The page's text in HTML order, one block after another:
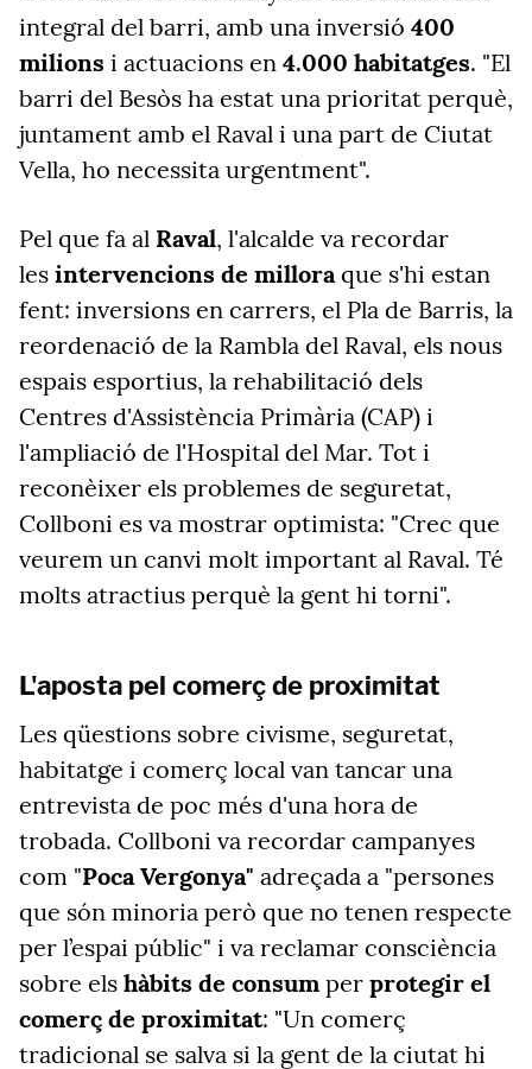
integral del barri, amb una inversió 400
milions i actuacions en 4.000 habitatges. "El
barri del Besòs ha estat una prioritat perquè,
juntament amb el Raval i una part de Ciutat
Vella, ho necessita urgentment".
Pel que fa al Raval, l'alcalde va recordar
les intervencions de millora que s'hi estan
fent: inversions en carrers, el Pla de Barris, la
reordenació de la Rambla del Raval, els nous
espais esportius, la rehabilitació dels
Centres d'Assistència Primària (CAP) i
l'ampliació de l'Hospital del Mar. Tot i
reconèixer els problemes de seguretat,
Collboni es va mostrar optimista: "Crec que
veurem un canvi molt important al Raval. Té
molts atractius perquè la gent hi torni".
L'aposta pel comerç de proximitat
Les qüestions sobre civisme, seguretat,
habitatge i comerç local van tancar una
entrevista de poc més d'una hora de
trobada. Collboni va recordar campanyes
com "Poca Vergonya" adreçada a "persones
que són minoria però que no tenen respecte
per l’espai públic" i va reclamar consciència
sobre els hàbits de consum per protegir el
comerç de proximitat: "Un comerç
tradicional se salva si la gent de la ciutat hi